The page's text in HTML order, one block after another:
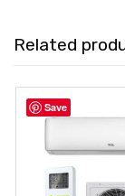
Related
Save